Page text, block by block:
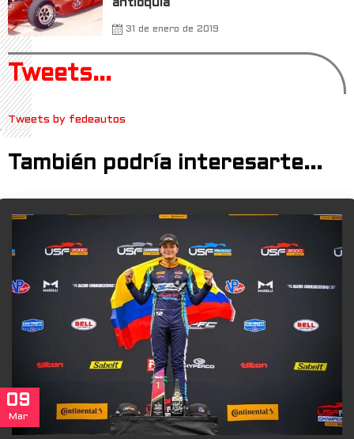
antioquia
31 de enero de 2019
Tweets...
Tweets by fedeautos
También podría interesarte...
09
Mar